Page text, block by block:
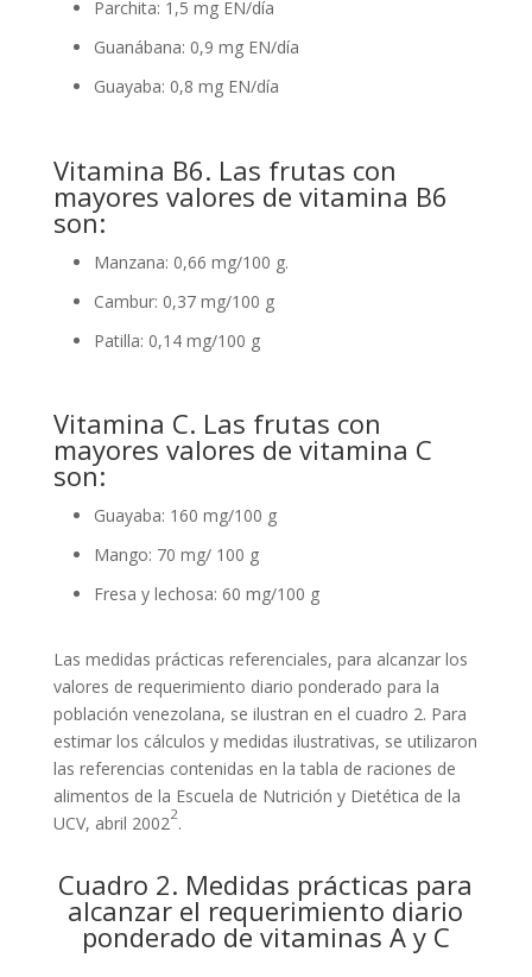
Parchita: 1,5 mg EN/día
Guanábana: 0,9 mg EN/día
Guayaba: 0,8 mg EN/día
Vitamina B6. Las frutas con
mayores valores de vitamina B6
son:
Manzana: 0,66 mg/100 g.
Cambur: 0,37 mg/100 g
Patilla: 0,14 mg/100 g
Vitamina C. Las frutas con
mayores valores de vitamina C
son:
Guayaba: 160 mg/100 g
Mango: 70 mg/ 100 g
Fresa y lechosa: 60 mg/100 g
Las medidas prácticas referenciales, para alcanzar los
valores de requerimiento diario ponderado para la
población venezolana, se ilustran en el cuadro 2. Para
estimar los cálculos y medidas ilustrativas, se utilizaron
las referencias contenidas en la tabla de raciones de
alimentos de la Escuela de Nutrición y Dietética de la
UCV, abril 20022.
Cuadro 2. Medidas prácticas para
alcanzar el requerimiento diario
ponderado de vitaminas A y C